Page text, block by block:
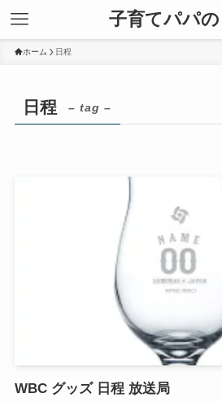
子育てパパ
ホーム 日程
日程 – tag –
WBC グッズ 日程 放送局